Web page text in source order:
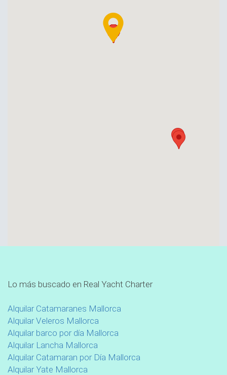
Lo más buscado en Real Yacht Charter
Alquilar Catamaranes Mallorca
Alquilar Veleros Mallorca
Alquilar barco por día Mallorca
Alquilar Lancha Mallorca
Alquilar Catamaran por Día Mallorca
Alquilar Yate Mallorca